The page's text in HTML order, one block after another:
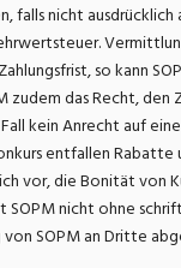
falls nicht
so kann
das Recht,
kein Anrecht auf
entfallen
vor, die Bonität von
nicht ohne
SOPM an Dritte